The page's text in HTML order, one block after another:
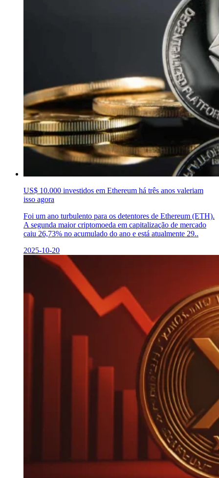
US$ 10.000 investidos em Ethereum há três anos valeriam
isso agora
Foi um ano turbulento para os detentores de Ethereum (ETH).
A segunda maior criptomoeda em capitalização de mercado
caiu 26,73% no acumulado do ano e está atualmente 29..
2025-10-20